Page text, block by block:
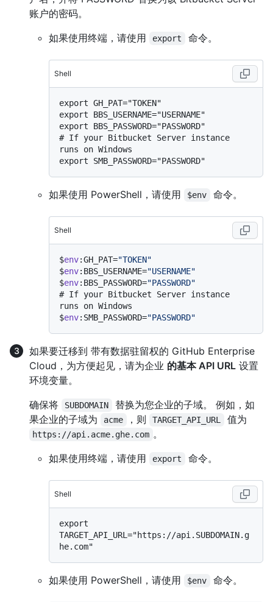
账户的密码。
如果使用终端，请使用
export 命令。
Shell
export GH_PAT="TOKEN"
export BBS_USERNAME="USERNAME"
# If your Bitbucket Server instance
runs on Windows
如果使用 PowerShell，请使用 $env 命令。
Shell
$env:GH_PAT="TOKEN"
$env:BBS_USERNAME="USERNAME"
$env:BBS_PASSWORD="PASSWORD"
# If your Bitbucket Server instance
runs on Windows
$env:SMB_PASSWORD="PASSWORD"
如果要迁移到 带有数据驻留权的 GitHub Enterprise
Cloud，为方便起见，请为企业 的基本 API URL 设置
环境变量。
确保将
SUBDOMAIN
替换为您企业的子域。 例如，如
果企业的子域为
acme ，则 TARGET_API_URL 值为
https://api.acme.ghe.com 。
如果使用终端，请使用
export 命令。
Shell
export
TARGET_API_URL="https://api.SUBDOMAIN.g
如果使用 PowerShell，请使用 $env 命令。